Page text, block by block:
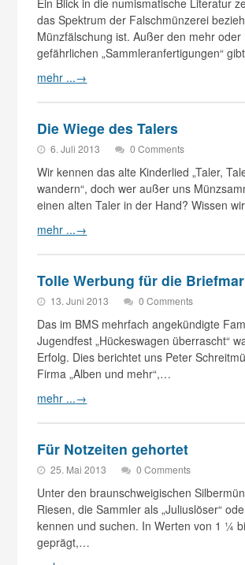
Ein Blick in die numismatische Literatur
das Spektrum der Falschmünzerei
Münzfälschung ist. Außer den mehr oder
gefährlichen „Sammleranfertigungen“
mehr ...→
Die Wiege des Talers
6. Juli 2013 0 Comments
Wir kennen das alte Kinderlied „Taler,
wandern“, doch wer außer uns
einen alten Taler in der Hand? Wissen
mehr ...→
Tolle Werbung für die
13. Juni 2013 0 Comments
Das im BMS mehrfach angekündigte
Jugendfest „Hückeswagen überrascht“
Erfolg. Dies berichtet uns Peter
Firma „Alben und mehr“,…
mehr ...→
Für Notzeiten gehortet
25. Mai 2013 0 Comments
Unter den braunschweigischen
Riesen, die Sammler als „Juliuslöser“
kennen und suchen. In Werten von 1 ¼
geprägt,…